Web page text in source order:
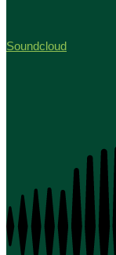
Soundcloud